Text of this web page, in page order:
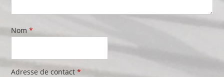
Nom*
Adresse de contact*